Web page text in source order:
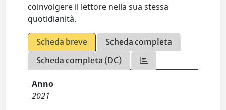
coinvolgere il lettore nella sua stessa
quotidianità.
Scheda breve
Scheda completa
Scheda completa (DC)
Anno
2021